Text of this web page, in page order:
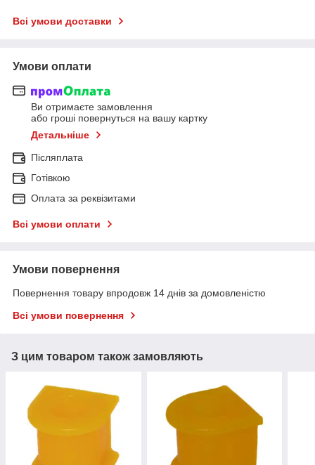
Всі умови доставки
Умови оплати
Ви отримаєте замовлення
або гроші повернуться на вашу картку
Детальніше
Післяплата
Готівкою
Оплата за реквізитами
Всі умови оплати
Умови повернення
Повернення товару впродовж 14 днів за домовленістю
Всі умови повернення
З цим товаром також замовляють